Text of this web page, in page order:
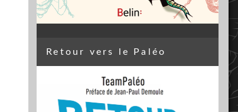
Retour vers le Paléo